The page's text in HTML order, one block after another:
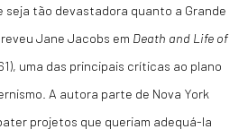
seja tão devastadora quanto a Grande
Jane Jacobs em Death and Life of
uma das principais críticas ao plano
A autora parte de Nova York
projetos que queriam adequá-la